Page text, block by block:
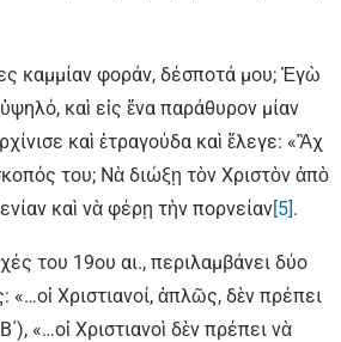
καμμίαν φοράν, δέσποτά μου; Ἐγὼ
καὶ εἰς ἕνα παράθυρον μίαν
καὶ ἐτραγούδα καὶ ἔλεγε: «Ἂχ
του; Νὰ διώξῃ τὸν Χριστὸν ἀπὸ
καὶ νὰ φέρῃ τὴν πορνείαν[5].
του 19ου αι., περιλαμβάνει δύο
Χριστιανοί, ἁπλῶς, δὲν πρέπει
«…οἱ Χριστιανοὶ δὲν πρέπει νὰ